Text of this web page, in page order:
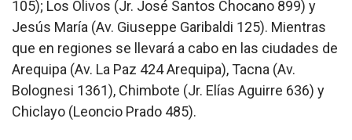
105); Los Olivos (Jr. José Santos Chocano 899) y
Jesús María (Av. Giuseppe Garibaldi 125). Mientras
que en regiones se llevará a cabo en las ciudades de
Arequipa (Av. La Paz 424 Arequipa), Tacna (Av.
Bolognesi 1361), Chimbote (Jr. Elías Aguirre 636) y
Chiclayo (Leoncio Prado 485).